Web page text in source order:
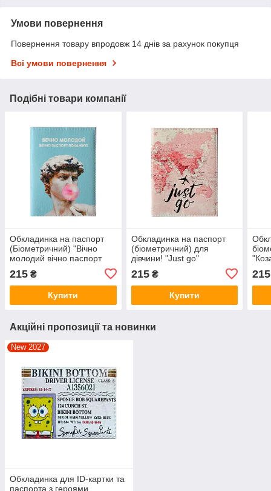
Умови повернення
Повернення товару впродовж 14 днів за рахунок покупця
Всі умови повернення
Подібні товари компанії
Обкладинка на паспорт
(Біометричний) "Вічно
молодий вічно паспорт
215 ₴
Купити
Обкладинка на паспорт
(біометричний) для
дівчини! "Just go"
215₴
Купити
215
Акційні пропозиції та новинки
New 2027
Обкладинка для ID-картки та
паспорта з героями